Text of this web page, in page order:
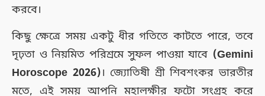
করবে।
কিছু ক্ষেত্রে সময় একটু ধীর গতিতে কাটতে পারে, তবে
দৃঢ়তা ও নিয়মিত পরিশ্রমে সুফল পাওয়া যাবে (Gemini
Horoscope 2026)। জ্যোতিষী শ্রী শিবশংকর ভারতীর
মতে, এই সময় আপনি মহালক্ষীর ফটো সংগ্রহ করে